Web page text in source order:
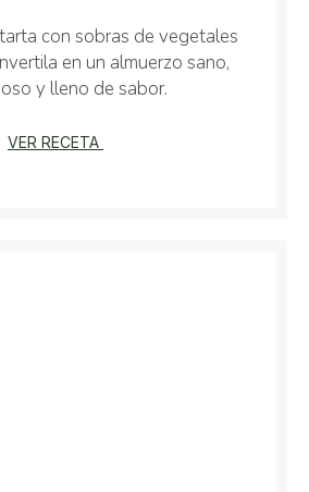
con sobras de vegetales
en un almuerzo sano,
y lleno de sabor.
VER RECETA